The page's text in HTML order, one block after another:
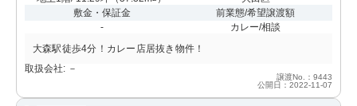
敷金・保証金
-
前業態/希望譲渡額
カレー/相談
大森駅徒歩4分！カレー店居抜き物件！
取扱会社: －
譲渡No.：9443
公開日：2022-11-07